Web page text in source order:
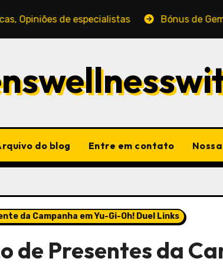
de especialistas Bónus de Gemas:
do blog Entre em contato
da Campanha em Yu-Gi-Oh! Duel Links
de Presentes da